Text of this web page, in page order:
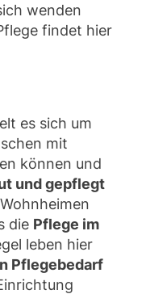
wenden
findet hier
es sich um
mit
können und
und gepflegt
die Pflege im
leben hier
Pflegebedarf